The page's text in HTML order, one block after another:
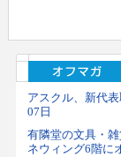
アスクル、新代
07日
有隣堂の文具・
ネウィング6階に